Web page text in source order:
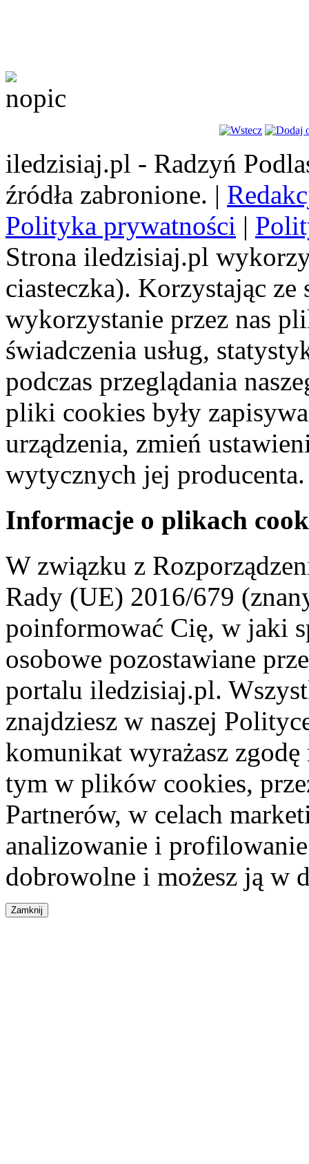
iledzisiaj.pl - Radzyń
źródła zabronione. |
Polityka prywatności |
Strona iledzisiaj.pl
ciasteczka). Korzystając
wykorzystanie przez nas
świadczenia usług,
podczas przeglądania
pliki cookies były
urządzenia, zmień
wytycznych jej producenta.
Informacje o plikach
W związku z
Rady (UE) 2016/679
poinformować Cię, w jaki
osobowe pozostawiane
portalu iledzisiaj.pl.
znajdziesz w naszej
komunikat wyrażasz
tym w plików cookies,
Partnerów, w celach
analizowanie i
dobrowolne i możesz ją w